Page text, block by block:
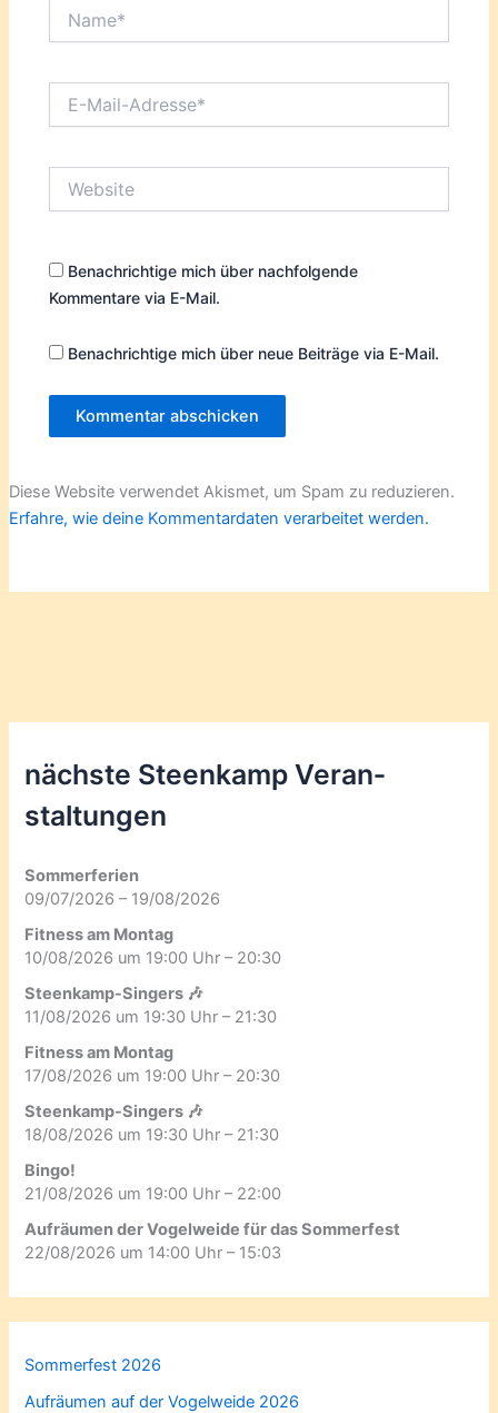
Mail-
Benachrichtige mich über nachfolgende
Kommentare via E-Mail.
Benachrichtige mich über neue Beiträge via E-Mail.
Diese Website verwendet Akismet, um Spam zu reduzieren.
Erfahre, wie deine Kommentardaten verarbeitet werden.
nächste Steenkamp Veran­
staltungen
Sommerferien
09/07/2026 – 19/08/2026
Fitness am Montag
10/08/2026 um 19:00 Uhr – 20:30
Steenkamp-Singers 🎶
11/08/2026 um 19:30 Uhr – 21:30
Fitness am Montag
17/08/2026 um 19:00 Uhr – 20:30
Steenkamp-Singers 🎶
18/08/2026 um 19:30 Uhr – 21:30
Bingo!
21/08/2026 um 19:00 Uhr – 22:00
Aufräumen der Vogelweide für das Sommerfest
22/08/2026 um 14:00 Uhr – 15:03
Sommerfest 2026
Aufräumen auf der Vogelweide 2026